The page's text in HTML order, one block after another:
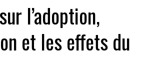
l’adoption,
et les effets du